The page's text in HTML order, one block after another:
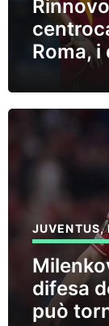
Roma,
JUVENTUS,
difesa
può